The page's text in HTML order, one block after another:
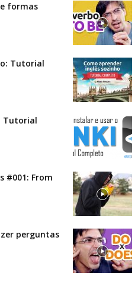
formas
Tutorial
Tutorial
#001: From
perguntas